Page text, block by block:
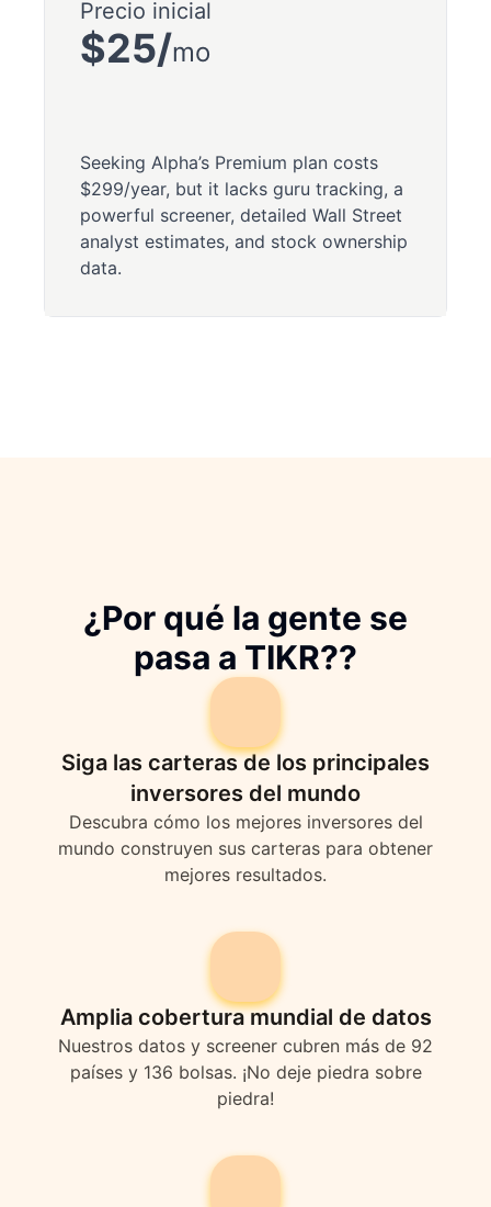
Precio inicial
$25/mo
Seeking Alpha’s Premium plan costs
$299/year, but it lacks guru tracking, a
powerful screener, detailed Wall Street
analyst estimates, and stock ownership
data.
¿Por qué la gente se
pasa a TIKR??
Siga las carteras de los principales
inversores del mundo
Descubra cómo los mejores inversores del
mundo construyen sus carteras para obtener
mejores resultados.
Amplia cobertura mundial de datos
Nuestros datos y screener cubren más de 92
países y 136 bolsas. ¡No deje piedra sobre
piedra!